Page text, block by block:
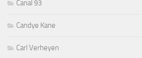
Canal 93
Candye Kane
Carl Verheyen